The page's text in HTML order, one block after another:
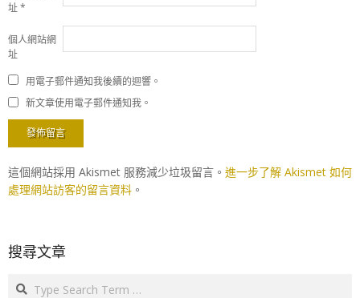
址*
個人網站網
址
用電子郵件通知我後續的迴響。
新文章使用電子郵件通知我。
這個網站採用 Akismet 服務減少垃圾留言。 進一步了解 Akismet 如何
處理網站訪客的留言資料 。
搜尋文章
Search